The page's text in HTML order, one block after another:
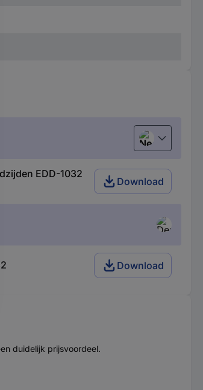
Nederlands
EDD-1032
Download
Download
duidelijk prijsvoordeel.